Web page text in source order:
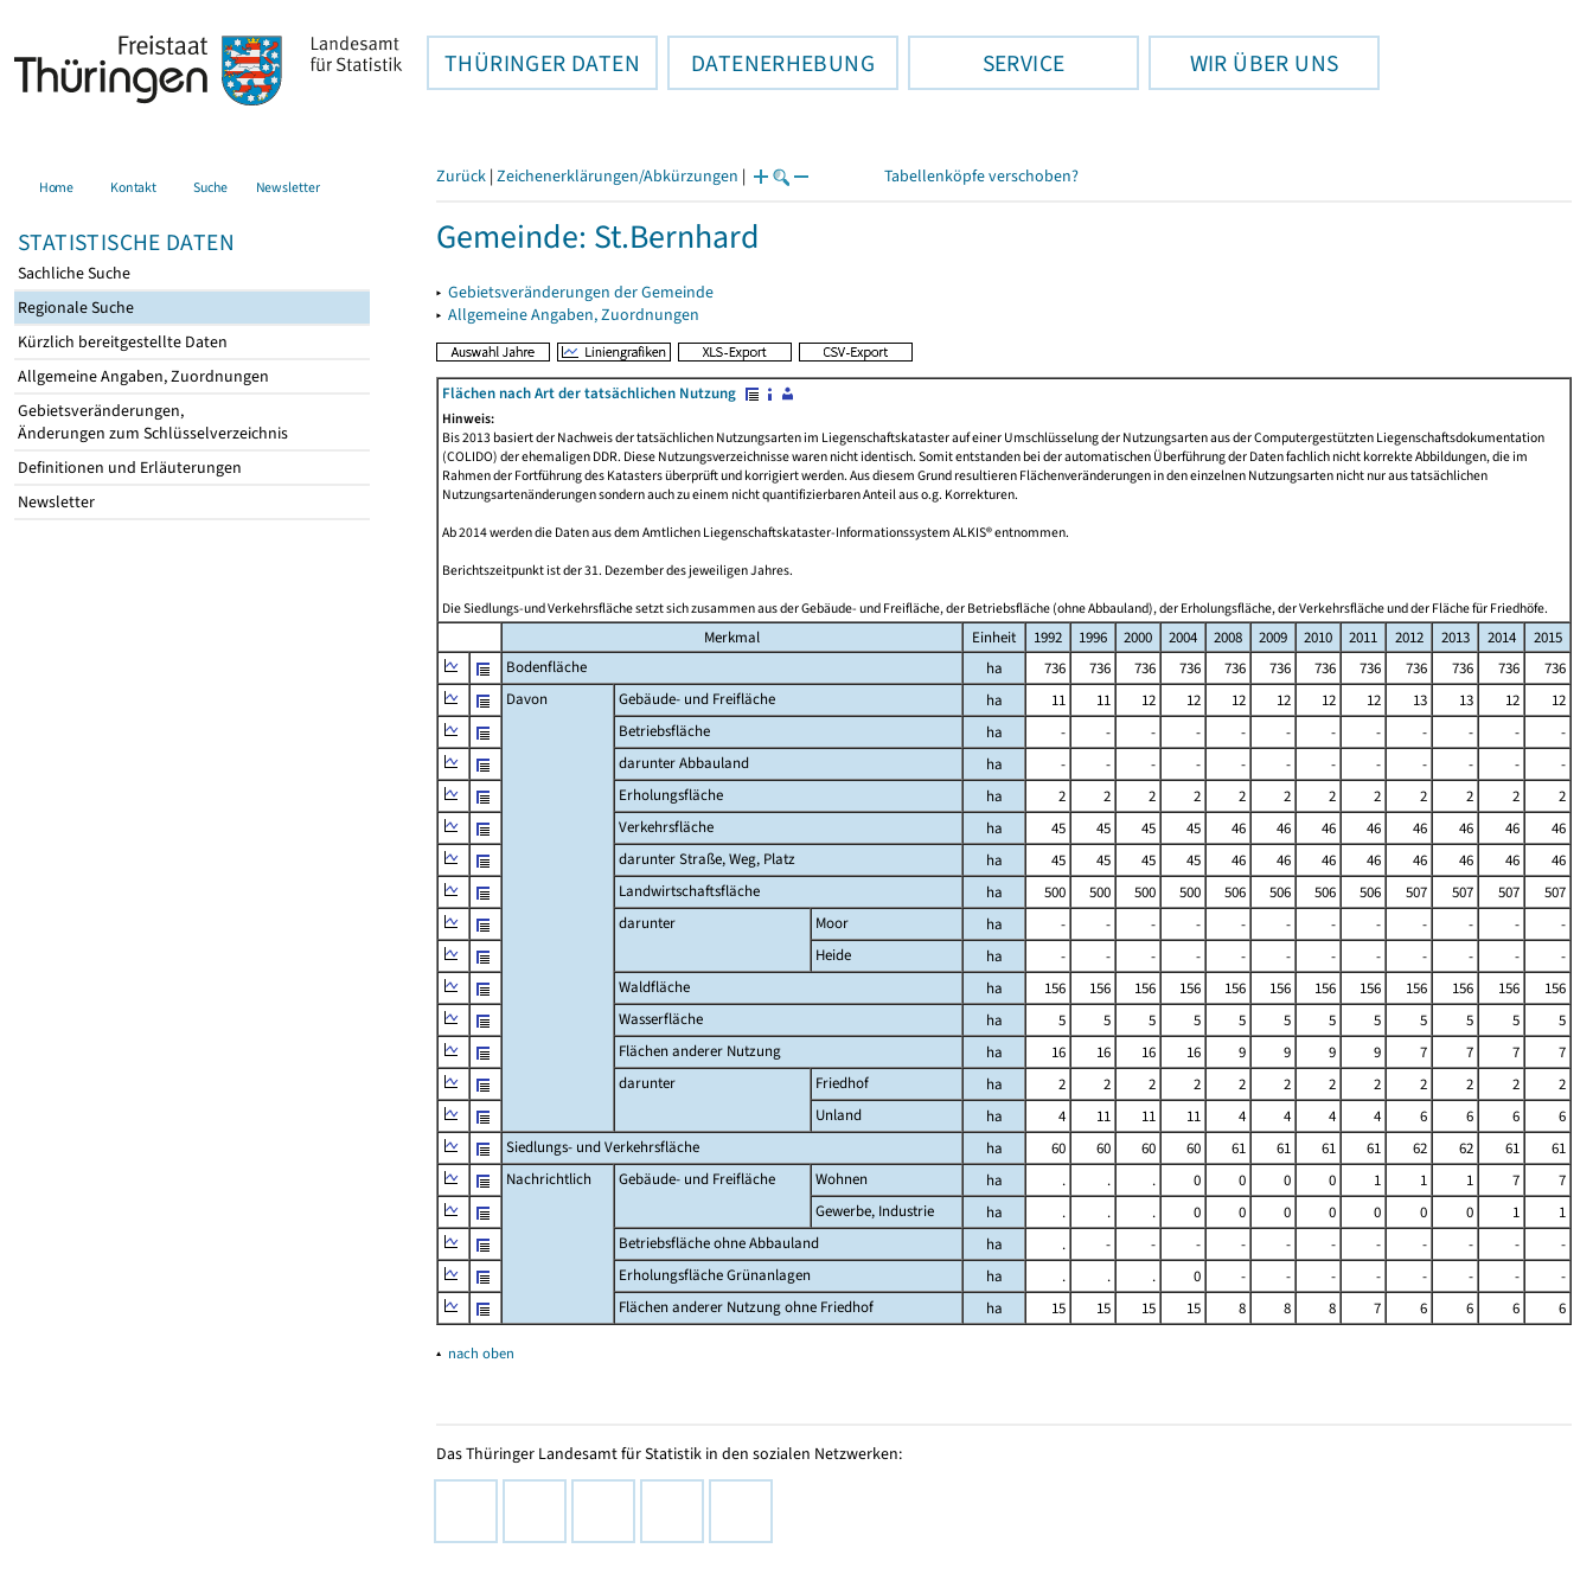
THÜRINGER DATEN DATENERHEBUNG SERVICE WIR ÜBER UNS
Home Kontakt Suche Newsletter
STATISTISCHE DATEN
Sachliche Suche
Regionale Suche
Kürzlich bereitgestellte Daten
Allgemeine Angaben, Zuordnungen
Gebietsveränderungen,
Änderungen zum Schlüsselverzeichnis
Definitionen und Erläuterungen
Newsletter
Zurück | Zeichenerklärungen/Abkürzungen | Tabellenköpfe verschoben?
Gemeinde: St.Bernhard
▸ Gebietsveränderungen der Gemeinde
▸ Allgemeine Angaben, Zuordnungen
Flächen nach Art der tatsächlichen Nutzung
Hinweis:
Bis 2013 basiert der Nachweis der tatsächlichen Nutzungsarten im Liegenschaftskataster auf einer Umschlüsselung der Nutzungsarten aus der Computergestützten Liegenschaftsdokumentation
(COLIDO) der ehemaligen DDR. Diese Nutzungsverzeichnisse waren nicht identisch. Somit entstanden bei der automatischen Überführung der Daten fachlich nicht korrekte Abbildungen, die im
Rahmen der Fortführung des Katasters überprüft und korrigiert werden. Aus diesem Grund resultieren Flächenveränderungen in den einzelnen Nutzungsarten nicht nur aus tatsächlichen
Nutzungsartenänderungen sondern auch zu einem nicht quantifizierbaren Anteil aus o.g. Korrekturen.
Ab 2014 werden die Daten aus dem Amtlichen Liegenschaftskataster-Informationssystem ALKIS® entnommen.
Berichtszeitpunkt ist der 31. Dezember des jeweiligen Jahres.
Die Siedlungs-und Verkehrsfläche setzt sich zusammen aus der Gebäude- und Freifläche, der Betriebsfläche (ohne Abbauland), der Erholungsfläche, der Verkehrsfläche und der Fläche für Friedhöfe.
Merkmal Einheit 1992 1996 2000 2004 2008 2009 2010 2011 2012 2013 2014
2015
Bodenfläche
ha 736 736 736 736 736 736 736 736 736 736 736
736
Davon
Gebäude- und Freifläche ha 11 11 12 12 12 12 12 12 13 13 12
12
Betriebsfläche
ha - - - - - - - - - - -
-
darunter Abbauland
ha - - - - - - - - - - -
-
Erholungsfläche
ha 2 2 2 2 2 2 2 2 2 2 2
2
Verkehrsfläche
ha 45 45 45 45 46 46 46 46 46 46 46
46
darunter Straße, Weg, Platz
ha 45 45 45 45 46 46 46 46 46 46 46
46
Landwirtschaftsfläche
ha 500 500 500 500 506 506 506 506 507 507 507
507
darunter
Moor ha - - - - - - - - - - -
-
Heide
ha - - - - - - - - - - -
-
Waldfläche
ha 156 156 156 156 156 156 156 156 156 156 156
156
Wasserfläche
ha 5 5 5 5 5 5 5 5 5 5 5
5
Flächen anderer Nutzung
ha 16 16 16 16 9 9 9 9 7 7 7
7
darunter
Friedhof ha 2 2 2 2 2 2 2 2 2 2 2
2
Unland
ha 4 11 11 11 4 4 4 4 6 6 6
6
Siedlungs- und Verkehrsfläche
ha 60 60 60 60 61 61 61 61 62 62 61
61
Nachrichtlich
Gebäude- und Freifläche Wohnen ha . . . 0 0 0 0 1 1 1 7
7
Gewerbe, Industrie
ha . . . 0 0 0 0 0 0 0 1
1
Betriebsfläche ohne Abbauland
ha . - - - - - - - - - -
-
Erholungsfläche Grünanlagen
ha . . . 0 - - - - - - -
-
Flächen anderer Nutzung ohne Friedhof
ha 15 15 15 15 8 8 8 7 6 6 6 6
▴ nach oben
Das Thüringer Landesamt für Statistik in den sozialen Netzwerken: